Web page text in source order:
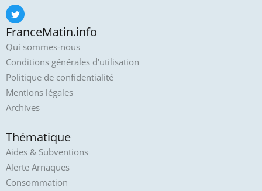
FranceMatin.info
Qui sommes-nous
Conditions générales d'utilisation
Politique de confidentialité
Mentions légales
Archives
Thématique
Aides & Subventions
Alerte Arnaques
Consommation